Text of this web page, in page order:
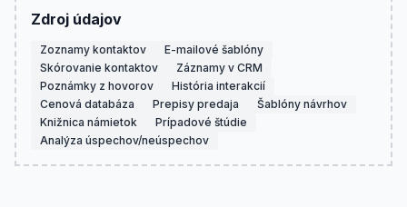
Zdroj údajov
Zoznamy kontaktov
E-mailové šablóny
Skórovanie kontaktov
Záznamy v CRM
Poznámky z hovorov
História interakcií
Cenová databáza
Prepisy predaja
Šablóny návrhov
Knižnica námietok
Prípadové štúdie
Analýza úspechov/neúspechov